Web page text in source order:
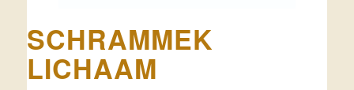
SCHRAMMEK
LICHAAM